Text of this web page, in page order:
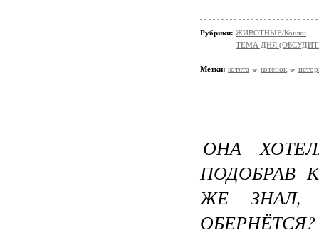
Рубрики: ЖИВОТНЫЕ/Кошки
ТЕМА ДНЯ
Метки: котята котенок
ОНА
ПОДОБРАВ
ЖЕ ЗНАЛ,
ОБЕРНЁТСЯ?